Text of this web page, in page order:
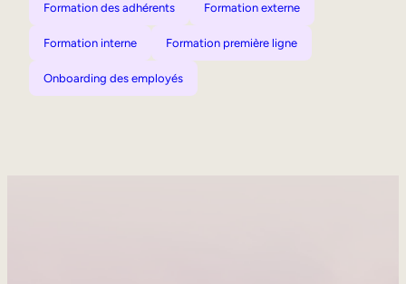
Formation des adhérents Formation externe
Formation interne Formation première ligne
Onboarding des employés